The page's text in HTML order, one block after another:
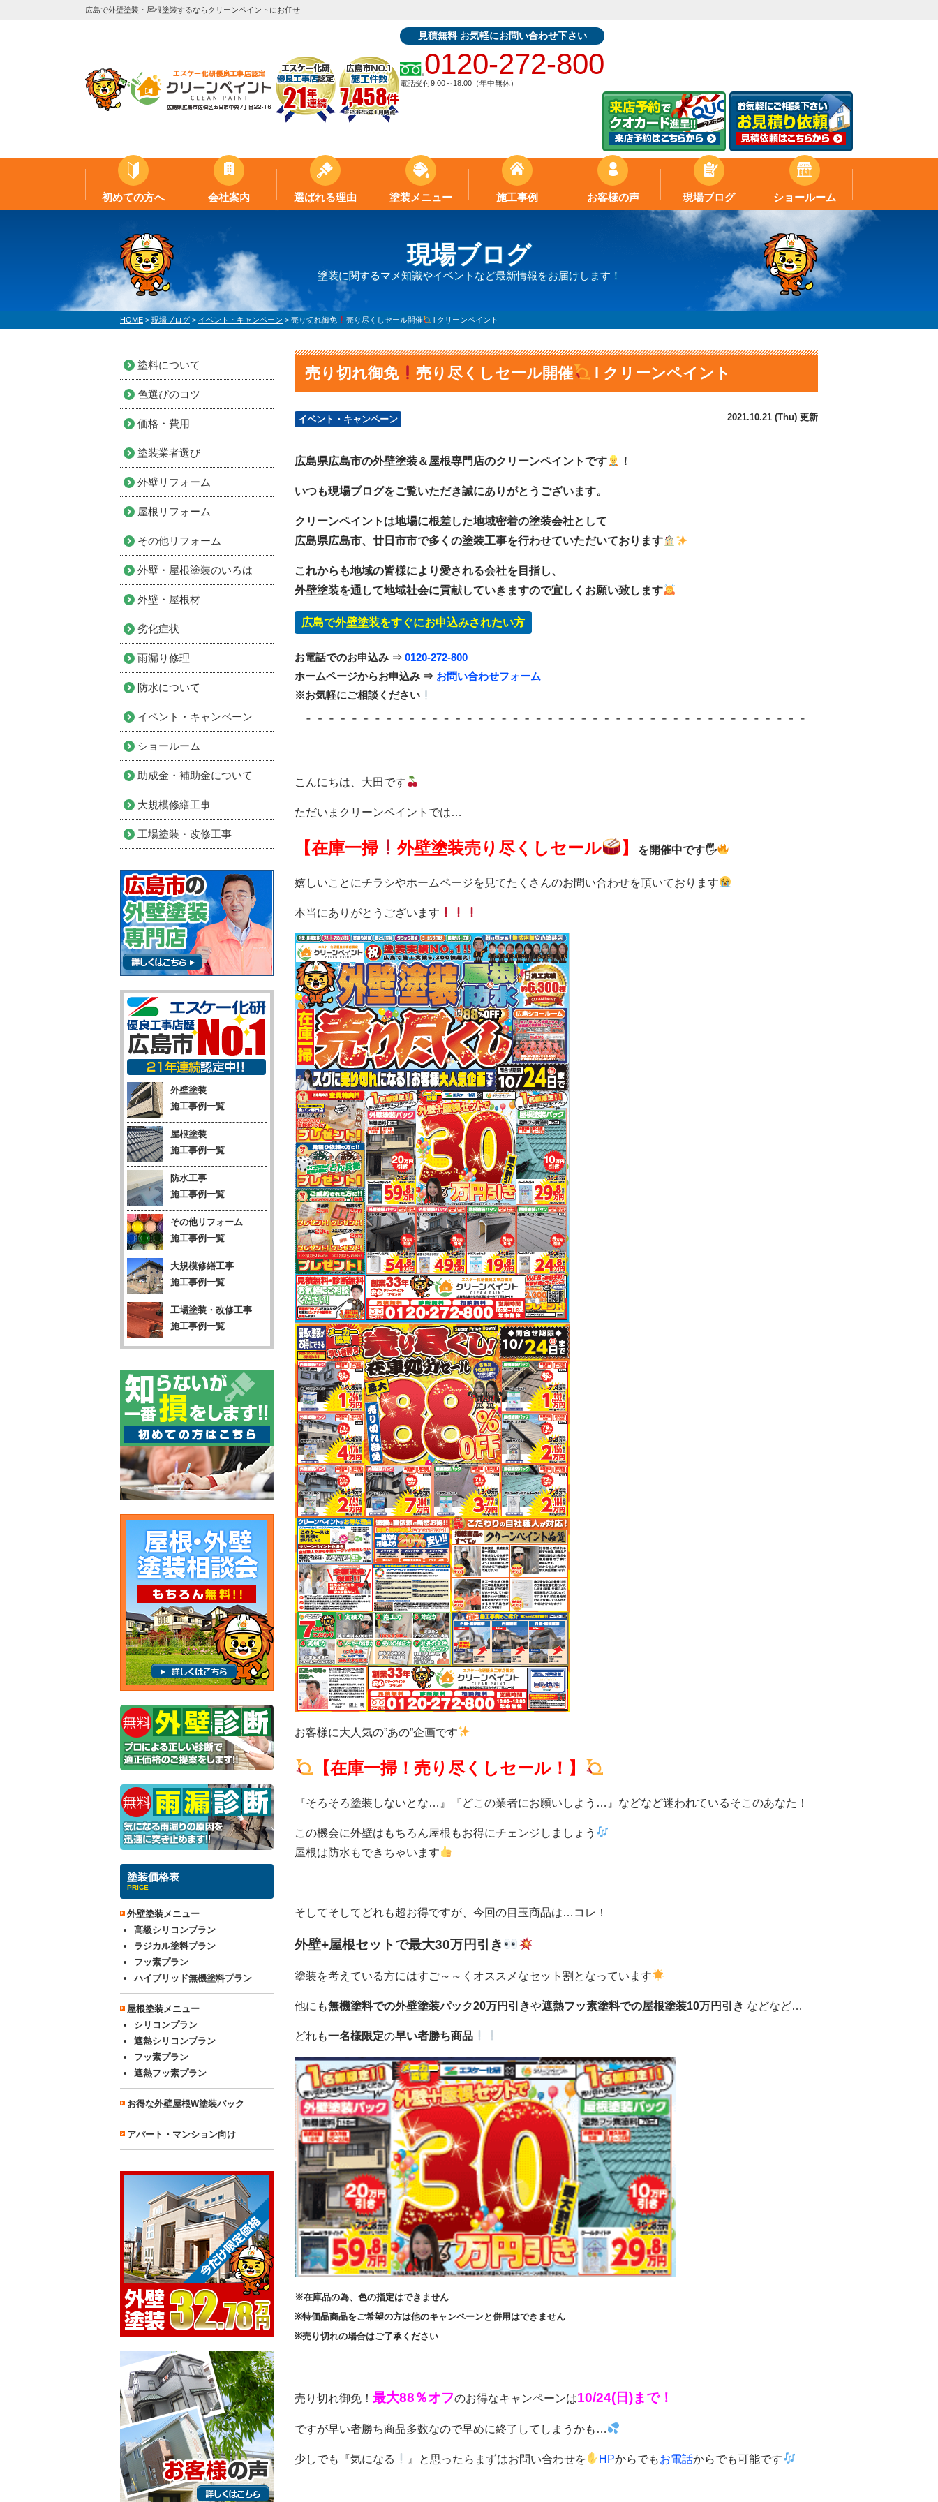
広島で外壁塗装・屋根塗装するならクリーンペイントにお任せ
見積無料 お気軽にお問い合わせ下さい
0120-272-800
電話受付9:00～18:00（年中無休）
初めての方へ 会社案内 選ばれる理由 塗装メニュー 施工事例 お客様の声 現場ブログ ショールーム
現場ブログ
塗装に関するマメ知識やイベントなど最新情報をお届けします！
HOME > 現場ブログ > イベント・キャンペーン > 売り切れ御免 売り尽くしセール開催 l クリーンペイント
売り切れ御免 売り尽くしセール開催 l クリーンペイント
イベント・キャンペーン 2021.10.21 (Thu) 更新
広島県広島市の外壁塗装＆屋根専門店のクリーンペイントです ！
いつも現場ブログをご覧いただき誠にありがとうございます。
クリーンペイントは地場に根差した地域密着の塗装会社として
広島県広島市、廿日市市で多くの塗装工事を行わせていただいております
これからも地域の皆様により愛される会社を目指し、
外壁塗装を通して地域社会に貢献していきますので宜しくお願い致します
広島で外壁塗装をすぐにお申込みされたい方
お電話でのお申込み ⇒ 0120-272-800
ホームページからお申込み ⇒ お問い合わせフォーム
※お気軽にご相談ください
こんにちは、大田です
ただいまクリーンペイントでは…
【在庫一掃 外壁塗装売り尽くしセール 】 を開催中です🖐
嬉しいことにチラシやホームページを見てたくさんのお問い合わせを頂いております
本当にありがとうございます
お客様に大人気の”あの”企画です
【在庫一掃！売り尽くしセール！】
『そろそろ塗装しないとな…』『どこの業者にお願いしよう…』などなど迷われているそこのあなた！
この機会に外壁はもちろん屋根もお得にチェンジしましょう
屋根は防水もできちゃいます
そしてそしてどれも超お得ですが、今回の目玉商品は…コレ！
外壁+屋根セットで最大30万円引き
塗装を考えている方にはすご～～くオススメなセット割となっています
他にも無機塗料での外壁塗装パック20万円引きや遮熱フッ素塗料での屋根塗装10万円引き などなど…
どれも一名様限定の早い者勝ち商品
※在庫品の為、色の指定はできません
※特価品商品をご希望の方は他のキャンペーンと併用はできません
※売り切れの場合はご了承ください
売り切れ御免！ 最大88％オフのお得なキャンペーンは10/24(日)まで！
ですが早い者勝ち商品多数なので早めに終了してしまうかも…
少しでも『気になる 』と思ったらまずはお問い合わせを HPからでもお電話からでも可能です
塗料について
色選びのコツ
価格・費用
塗装業者選び
外壁リフォーム
屋根リフォーム
その他リフォーム
外壁・屋根塗装のいろは
外壁・屋根材
劣化症状
雨漏り修理
防水について
イベント・キャンペーン
ショールーム
助成金・補助金について
大規模修繕工事
工場塗装・改修工事
外壁塗装
施工事例一覧
屋根塗装
施工事例一覧
防水工事
施工事例一覧
その他リフォーム
施工事例一覧
大規模修繕工事
施工事例一覧
工場塗装・改修工事
施工事例一覧
塗装価格表
PRICE
外壁塗装メニュー
高級シリコンプラン
ラジカル塗料プラン
フッ素プラン
ハイブリッド無機塗料プラン
屋根塗装メニュー
シリコンプラン
遮熱シリコンプラン
フッ素プラン
遮熱フッ素プラン
お得な外壁屋根W塗装パック
アパート・マンション向け